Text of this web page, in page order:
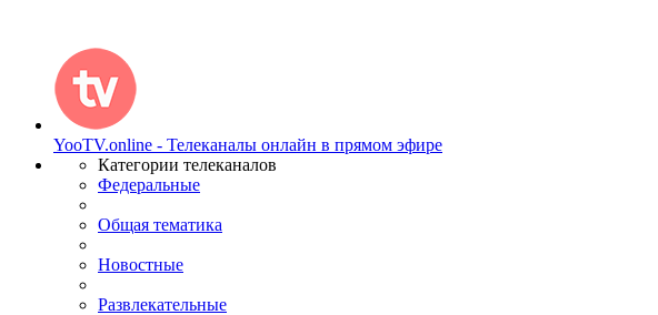
YooTV.online - Телеканалы онлайн в прямом эфире
Категории телеканалов
Федеральные
Общая тематика
Новостные
Развлекательные